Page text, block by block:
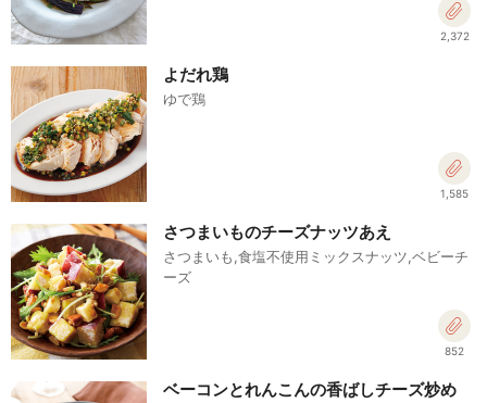
2,372
よだれ鶏
ゆで鶏
1,585
さつまいものチーズナッツあえ
さつまいも,食塩不使用ミックスナッツ,ベビーチ
ーズ
852
ベーコンとれんこんの香ばしチーズ炒め